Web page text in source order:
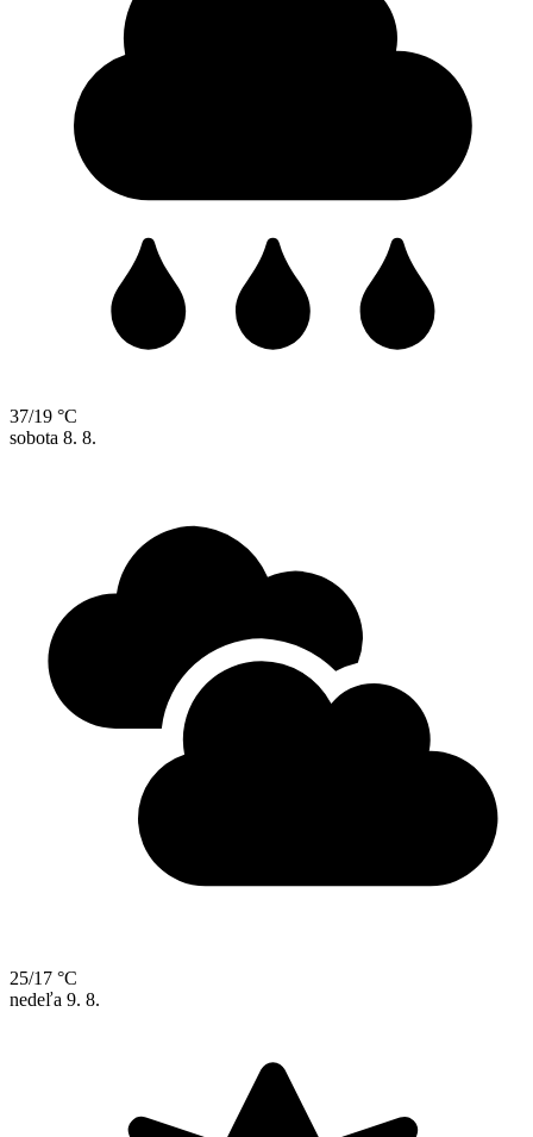
37/19 °C
sobota 8. 8.
25/17 °C
nedeľa 9. 8.